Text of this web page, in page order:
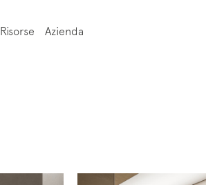
Risorse Azienda